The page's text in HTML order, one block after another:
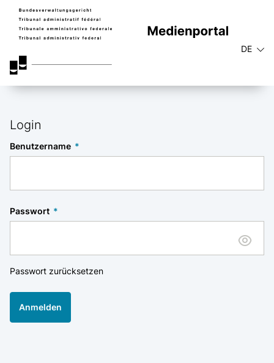
DE
Login
Benutzername
Passwort
Passwort zurücksetzen
Anmelden